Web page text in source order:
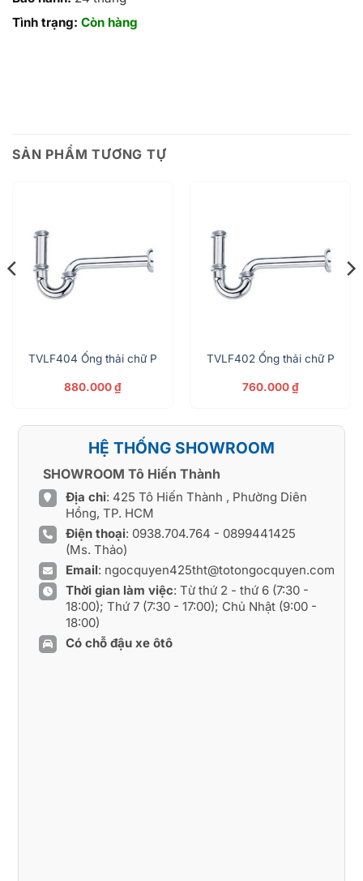
Tình trạng: Còn hàng
SẢN PHẨM TƯƠNG TỰ
TVLF404 Ống thải chữ P
880.000₫
TVLF402 Ống thải chữ P
760.000₫
HỆ THỐNG SHOWROOM
SHOWROOM Tô Hiến Thành
Địa chỉ: 425 Tô Hiến Thành , Phường Diên
Hồng, TP. HCM
Điện thoại: 0938.704.764 - 0899441425
(Ms. Thảo)
Email: ngocquyen425tht@totongocquyen.com
Thời gian làm việc: Từ thứ 2 - thứ 6 (7:30 -
18:00); Thứ 7 (7:30 - 17:00); Chủ Nhật (9:00 -
18:00)
Có chỗ đậu xe ôtô